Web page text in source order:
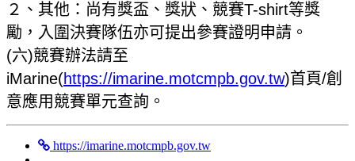
２、其他：尚有獎盃、獎狀、競賽T-shirt等獎
勵，入圍決賽隊伍亦可提出參賽證明申請。
(六)競賽辦法請至
iMarine(https://imarine.motcmpb.gov.tw)首頁/創
意應用競賽單元查詢。
https://imarine.motcmpb.gov.tw